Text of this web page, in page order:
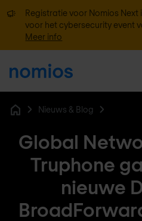
Registratie voor Nomios Next
voor het cybersecurity event
Meer info
Nieuws & Blog
Global
Truphone
nieuwe